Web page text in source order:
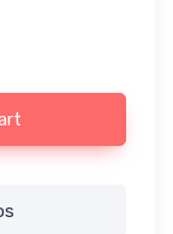
THX y